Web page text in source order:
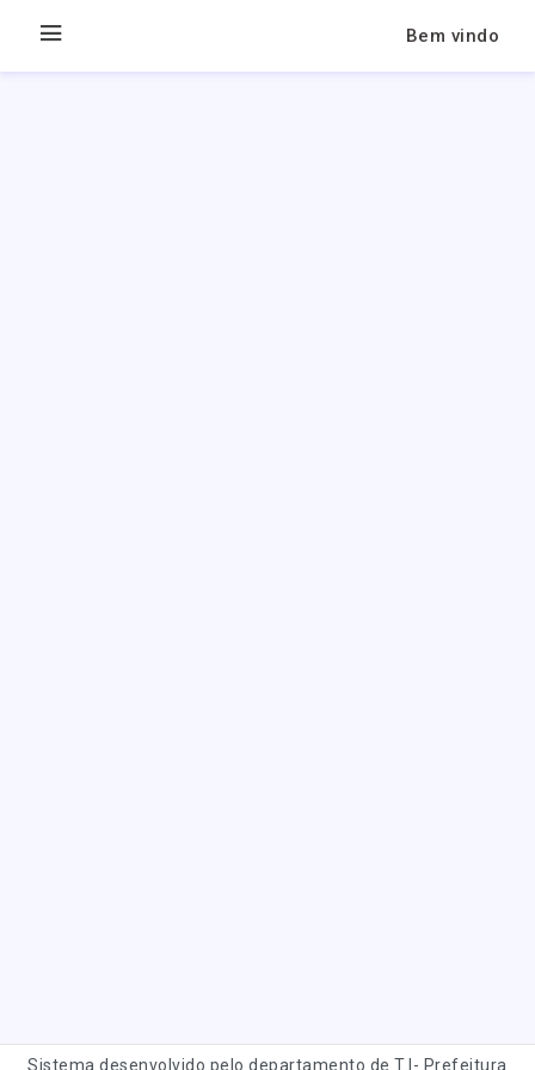
Bem vindo
Sistema desenvolvido pelo departamento de T.I- Prefeitura